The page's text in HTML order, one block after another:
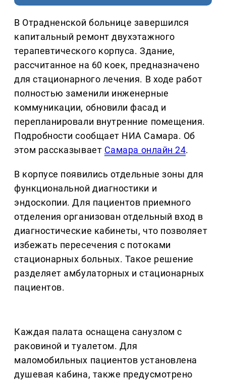
В Отрадненской больнице завершился
капитальный ремонт двухэтажного
терапевтического корпуса. Здание,
рассчитанное на 60 коек, предназначено
для стационарного лечения. В ходе работ
полностью заменили инженерные
коммуникации, обновили фасад и
перепланировали внутренние помещения.
Подробности сообщает НИА Самара. Об
этом рассказывает Самара онлайн 24.
В корпусе появились отдельные зоны для
функциональной диагностики и
эндоскопии. Для пациентов приемного
отделения организован отдельный вход в
диагностические кабинеты, что позволяет
избежать пересечения с потоками
стационарных больных. Такое решение
разделяет амбулаторных и стационарных
пациентов.
Каждая палата оснащена санузлом с
раковиной и туалетом. Для
маломобильных пациентов установлена
душевая кабина, также предусмотрено